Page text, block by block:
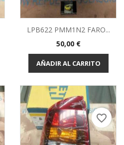
LPB622 PMM1N2 FARO...
Precio
50,00 €
AÑADIR AL CARRITO
favorite_border